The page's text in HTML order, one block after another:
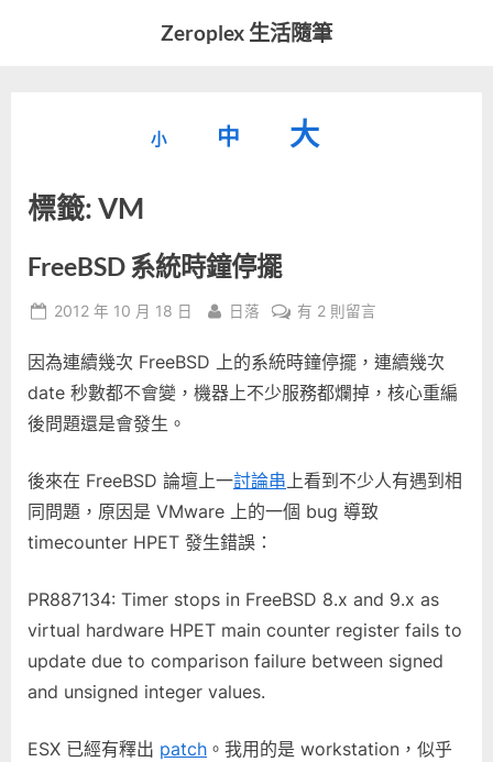
Zeroplex 生活隨筆
發
事
小
小。
中
重
型
大
小。
大
小。
標籤:VM
FreeBSD 系統時鐘停擺
Posted
2012 年 10 月 18 日 By
日落
在
系
統
擺〉
中
有 2 則留言
因為連續幾次 FreeBSD 上的系統時鐘停擺，連續幾次
date 秒數都不會變，機器上不少服務都爛掉，核心重編
後問題還是會發生。
後來在 FreeBSD 論壇上一討論串上看到不少人有遇到相
同問題，原因是 VMware 上的一個 bug 導致
timecounter HPET 發生錯誤：
PR887134: Timer stops in FreeBSD 8.x and 9.x as
virtual hardware HPET main counter register fails to
update due to comparison failure between signed
and unsigned integer values.
ESX 已經有釋出 patch 。我用的是 workstation，似乎